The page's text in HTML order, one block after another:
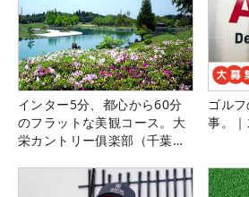
インター5分、都心から60分
のフラットな美観コース。大
栄カントリー俱楽部（千葉
ゴル
事。